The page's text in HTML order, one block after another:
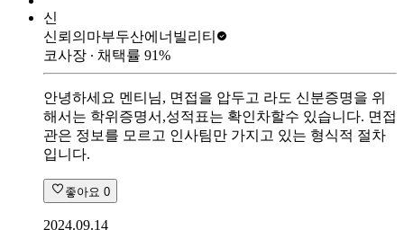
신
신뢰의마부두산에너빌리티
코사장 ∙ 채택률 91%
안녕하세요 멘티님, 면접을 압두고 라도 신분증명을 위
해서는 학위증명서,성적표는 확인차할수 있습니다. 면접
관은 정보를 모르고 인사팀만 가지고 있는 형식적 절차
입니다.
좋아요 0
2024.09.14